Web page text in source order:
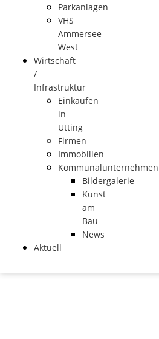
Parkanlagen
VHS
Ammersee
West
Wirtschaft
/
Infrastruktur
Einkaufen
in
Utting
Firmen
Immobilien
Kommunalunternehmen
Bildergalerie
Kunst
am
Bau
News
Aktuell